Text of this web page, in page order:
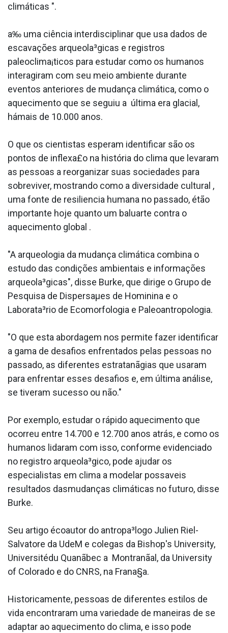
climáticas ".
a‰ uma ciência interdisciplinar que usa dados de
escavações arqueola³gicas e registros
paleoclima¡ticos para estudar como os humanos
interagiram com seu meio ambiente durante
eventos anteriores de mudança climática, como o
aquecimento que se seguiu a última era glacial,
hámais de 10.000 anos.
O que os cientistas esperam identificar são os
pontos de inflexa£o na história do clima que levaram
as pessoas a reorganizar suas sociedades para
sobreviver, mostrando como a diversidade cultural ,
uma fonte de resiliencia humana no passado, étão
importante hoje quanto um baluarte contra o
aquecimento global .
"A arqueologia da mudança climática combina o
estudo das condições ambientais e informações
arqueola³gicas", disse Burke, que dirige o Grupo de
Pesquisa de Dispersaµes de Hominina e o
Laborata³rio de Ecomorfologia e Paleoantropologia.
"O que esta abordagem nos permite fazer identificar
a gama de desafios enfrentados pelas pessoas no
passado, as diferentes estratanãgias que usaram
para enfrentar esses desafios e, em última análise,
se tiveram sucesso ou não."
Por exemplo, estudar o rápido aquecimento que
ocorreu entre 14.700 e 12.700 anos atrás, e como os
humanos lidaram com isso, conforme evidenciado
no registro arqueola³gico, pode ajudar os
especialistas em clima a modelar possa­veis
resultados dasmudanças climáticas no futuro, disse
Burke.
Seu artigo écoautor do antropa³logo Julien Riel-
Salvatore da UdeM e colegas da Bishop's University,
Universitédu Quanãbec a Montranãal, da University
of Colorado e do CNRS, na Frana§a.
Historicamente, pessoas de diferentes estilos de
vida encontraram uma variedade de maneiras de se
adaptar ao aquecimento do clima, e isso pode